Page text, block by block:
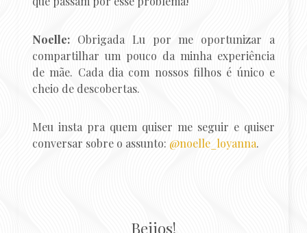
Noelle: Obrigada Lu por me oportunizar a
compartilhar um pouco da minha experiência
de mãe. Cada dia com nossos filhos é único e
cheio de descobertas.
Meu insta pra quem quiser me seguir e quiser
conversar sobre o assunto: @noelle_loyanna.
Beijos!